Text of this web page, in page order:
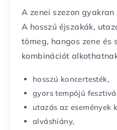
A zenei szezon
A hosszú éjszakák,
tömeg, hangos zene és
kombinációt
hosszú koncertesték,
gyors tempójú
utazás az események
alváshiány,